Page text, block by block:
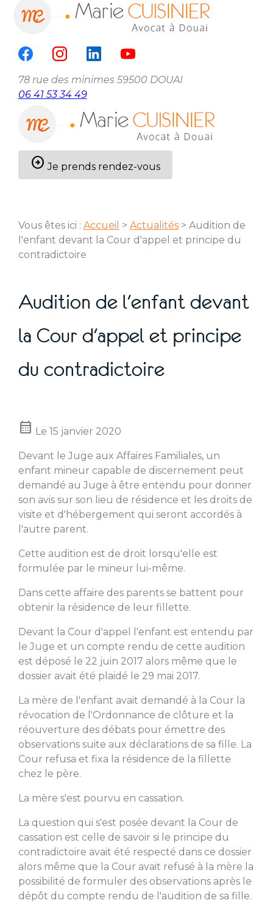
78 rue des minimes 59500 DOUAI
06 41 53 34 49
arrow_circle_right Je prends rendez-vous
Vous êtes ici : Accueil > Actualités> Audition de
l'enfant devant la Cour d'appel et principe du
contradictoire
Audition de l'enfant devant
la Cour d'appel et principe
du contradictoire
calendar_month Le 15 janvier 2020
Devant le Juge aux Affaires Familiales, un
enfant mineur capable de discernement peut
demandé au Juge à être entendu pour donner
son avis sur son lieu de résidence et les droits de
visite et d'hébergement qui seront accordés à
l'autre parent.
Cette audition est de droit lorsqu'elle est
formulée par le mineur lui-même.
Dans cette affaire des parents se battent pour
obtenir la résidence de leur fillette.
Devant la Cour d'appel l'enfant est entendu par
le Juge et un compte rendu de cette audition
est déposé le 22 juin 2017 alors même que le
dossier avait été plaidé le 29 mai 2017.
La mère de l'enfant avait demandé à la Cour la
révocation de l'Ordonnance de clôture et la
réouverture des débats pour émettre des
observations suite aux déclarations de sa fille. La
Cour refusa et fixa la résidence de la fillette
chez le père.
La mère s'est pourvu en cassation.
La question qui s'est posée devant la Cour de
cassation est celle de savoir si le principe du
contradictoire avait été respecté dans ce dossier
alors même que la Cour avait refusé à la mère la
possibilité de formuler des observations après le
dépôt du compte rendu de l'audition de sa fille.
Panneau de gestion des cookies